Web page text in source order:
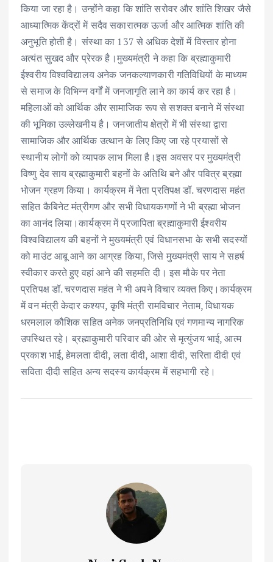
किया जा रहा है। उन्होंने कहा कि शांति सरोवर और शांति शिखर जैसे
आध्यात्मिक केंद्रों में सदैव सकारात्मक ऊर्जा और आत्मिक शांति की
अनुभूति होती है। संस्था का 137 से अधिक देशों में विस्तार होना
अत्यंत सुखद और प्रेरक है।मुख्यमंत्री ने कहा कि ब्रह्माकुमारी
ईश्वरीय विश्वविद्यालय अनेक जनकल्याणकारी गतिविधियों के माध्यम
से समाज के विभिन्न वर्गों में जनजागृति लाने का कार्य कर रहा है।
महिलाओं को आर्थिक और सामाजिक रूप से सशक्त बनाने में संस्था
की भूमिका उल्लेखनीय है। जनजातीय क्षेत्रों में भी संस्था द्वारा
सामाजिक और आर्थिक उत्थान के लिए किए जा रहे प्रयासों से
स्थानीय लोगों को व्यापक लाभ मिला है।इस अवसर पर मुख्यमंत्री
विष्णु देव साय ब्रह्माकुमारी बहनों के अतिथि बने और पवित्र ब्रह्मा
भोजन ग्रहण किया। कार्यक्रम में नेता प्रतिपक्ष डॉ. चरणदास महंत
सहित कैबिनेट मंत्रीगण और सभी विधायकगणों ने भी ब्रह्मा भोजन
का आनंद लिया।कार्यक्रम में प्रजापिता ब्रह्माकुमारी ईश्वरीय
विश्वविद्यालय की बहनों ने मुख्यमंत्री एवं विधानसभा के सभी सदस्यों
को माउंट आबू आने का आग्रह किया, जिसे मुख्यमंत्री साय ने सहर्ष
स्वीकार करते हुए वहां आने की सहमति दी। इस मौके पर नेता
प्रतिपक्ष डॉ. चरणदास महंत ने भी अपने विचार व्यक्त किए।कार्यक्रम
में वन मंत्री केदार कश्यप, कृषि मंत्री रामविचार नेताम, विधायक
धरमलाल कौशिक सहित अनेक जनप्रतिनिधि एवं गणमान्य नागरिक
उपस्थित रहे। ब्रह्माकुमारी परिवार की ओर से मृत्युंजय भाई, आत्म
प्रकाश भाई, हेमलता दीदी, लता दीदी, आशा दीदी, सरिता दीदी एवं
सविता दीदी सहित अन्य सदस्य कार्यक्रम में सहभागी रहे।